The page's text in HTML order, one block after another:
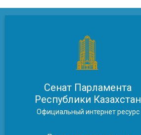
Сенат Парламента
Республики Казахстан
Официальный интернет ресурс